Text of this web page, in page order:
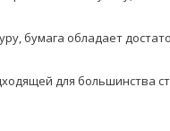
бумага обладает
для большинства